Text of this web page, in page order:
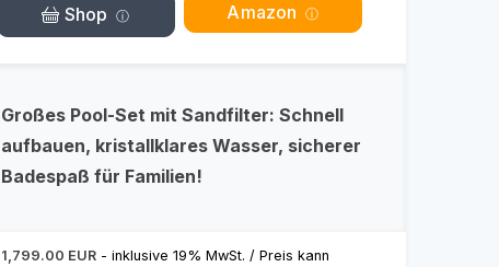
Shop Amazon
Großes Pool-Set mit Sandfilter: Schnell
aufbauen, kristallklares Wasser, sicherer
Badespaß für Familien!
1,799.00 EUR - inklusive 19% MwSt. / Preis kann